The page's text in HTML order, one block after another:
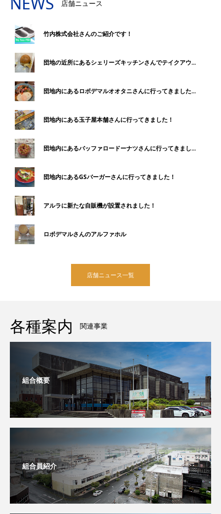
店舗ニュース
竹内株式会社さんのご紹介です！
団地の近所にあるシェリーズキッチンさんでテイクアウ...
団地内にあるロボデマルオオタニさんに行ってきました...
団地内にある玉子屋本舗さんに行ってきました！
団地内にあるバッファロードーナツさんに行ってきまし...
団地内にあるGSバーガーさんに行ってきました！
アルラに新たな自販機が設置されました！
ロボデマルさんのアルファホル
店舗ニュース一覧
各種案内 関連事業
組合概要
組合員紹介